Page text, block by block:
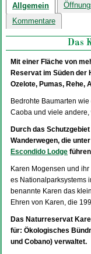
Allgemein
Kommentare
Das
Mit einer Fläche von
Reservat im Süden der
Ozelote, Pumas, Rehe,
Bedrohte Baumarten
Caoba und viele
Durch das
Wanderwegen, die
Escondido Lodge
Karen Mogensen und
es Nationalparksystems
benannte Karen das
Ehren von Karen, die
Das Naturreservat
für: Ökologisches
und Cobano) verwaltet.